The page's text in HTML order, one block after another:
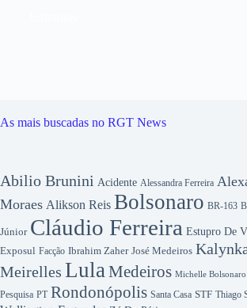
As mais buscadas no RGT News
Abilio Brunini Acidente Alessandra Ferreira
Moraes Alikson Reis Bolsonaro BR-163
Júnior Cláudio Ferreira Estupro De
Exposul Facção Ibrahim Zaher José Medeiros
Meirelles LulaMedeiros Michelle Bolsonaro
Pesquisa PT Rondonópolis Santa Casa STF Thiago